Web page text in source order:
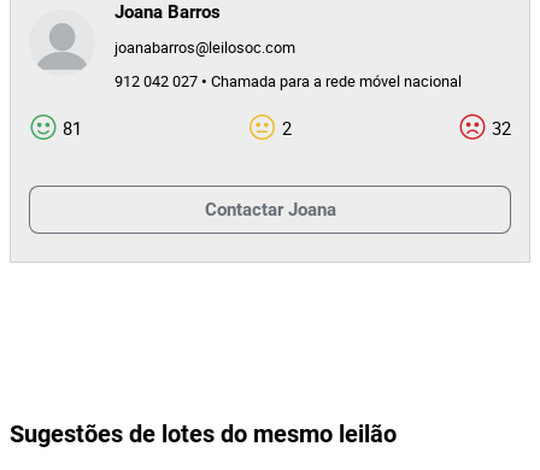
Joana Barros
joanabarros@leilosoc.com
912 042 027 • Chamada para a rede móvel nacional
81 2 32
Contactar Joana
Sugestões de lotes do mesmo leilão